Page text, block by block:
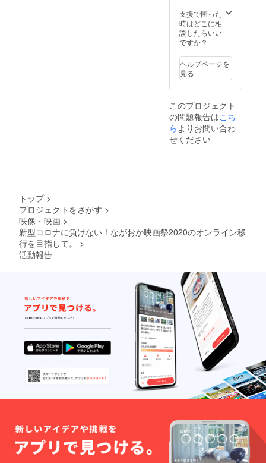
支援で困った
時はどこに相
談したらいい
ですか？
ヘルプページを
見る
このプロジェクト
の問題報告はこち
ら よりお問い合わ
せください
トップ >
プロジェクトをさがす >
映像・映画 >
新型コロナに負けない！ながおか映画祭2020のオンライン移
行を目指して。
>
活動報告